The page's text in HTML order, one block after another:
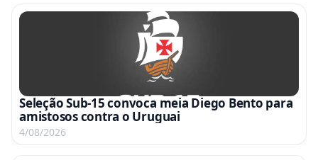
Seleção Sub-15 convoca meia Diego Bento para
amistosos contra o Uruguai
4/08/2026